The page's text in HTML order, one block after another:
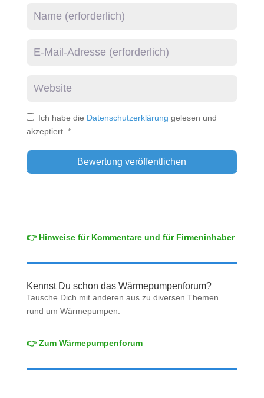
Ich habe die Datenschutzerklärung gelesen und
akzeptiert. *
👉 Hinweise für Kommentare und für Firmeninhaber
Kennst Du schon das Wärmepumpenforum?
Tausche Dich mit anderen aus zu diversen Themen
rund um Wärmepumpen.
👉 Zum Wärmepumpenforum